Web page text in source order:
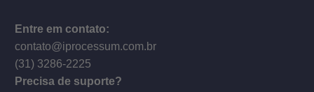
Entre em contato:
contato@iprocessum.com.br
(31) 3286-2225
Precisa de suporte?